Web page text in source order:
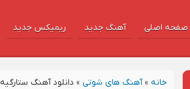
صفحه اصلی آهنگ‌ جدید ریمیکس جدید
خانه »آهنگ های شوتی » دانلود آهنگ